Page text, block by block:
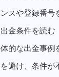
スや登録番号
金条件を読む
的な出金事例
避け、条件が